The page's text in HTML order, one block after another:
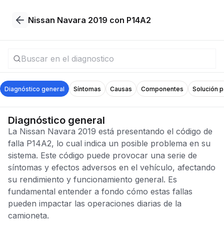
Nissan Navara 2019 con P14A2
Diagnóstico general Síntomas Causas Componentes Solución
Diagnóstico general
La Nissan Navara 2019 está presentando el código de
falla P14A2, lo cual indica un posible problema en su
sistema. Este código puede provocar una serie de
síntomas y efectos adversos en el vehículo, afectando
su rendimiento y funcionamiento general. Es
fundamental entender a fondo cómo estas fallas
pueden impactar las operaciones diarias de la
camioneta.